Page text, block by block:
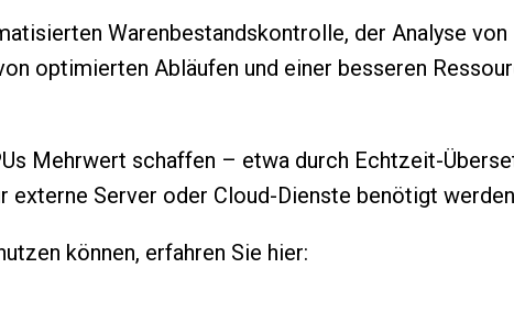
Warenbestandskontrolle, der Analyse
optimierten Abläufen und einer besseren
Mehrwert schaffen – etwa durch Echtzeit-
Server oder Cloud-Dienste benötigt
können, erfahren Sie hier: